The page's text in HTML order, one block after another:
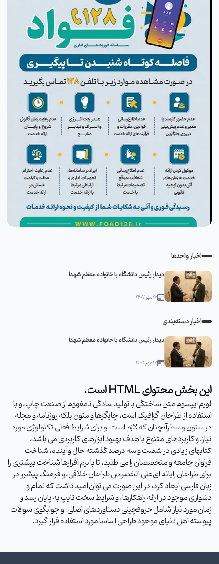
اخبار واحدها
دیدار رئیس دانشگاه با خانواده معظم شهدا
۱۷ مهر ۱۴۰۲
اخبار دسته‌بندی
دیدار رئیس دانشگاه با خانواده معظم شهدا
۱۷ مهر ۱۴۰۲
این بخش محتوای HTML است.
لورم ایپسوم متن ساختگی با تولید سادگی نامفهوم از صنعت چاپ، و با
استفاده از طراحان گرافیک است، چاپگرها و متون بلکه روزنامه و مجله
در ستون و سطرآنچنان که لازم است، و برای شرایط فعلی تکنولوژی مورد
نیاز، و کاربردهای متنوع با هدف بهبود ابزارهای کاربردی می باشد،
کتابهای زیادی در شصت و سه درصد گذشته حال و آینده، شناخت
فراوان جامعه و متخصصان را می طلبد، تا با نرم افزارها شناخت بیشتری را
برای طراحان رایانه ای علی الخصوص طراحان خلاقی، و فرهنگ پیشرو در
زبان فارسی ایجاد کرد، در این صورت می توان امید داشت که تمام و
دشواری موجود در ارائه راهکارها، و شرایط سخت تایپ به پایان رسد و
زمان مورد نیاز شامل حروفچینی دستاوردهای اصلی، و جوابگوی سوالات
پیوسته اهل دنیای موجود طراحی اساسا مورد استفاده قرار گیرد.